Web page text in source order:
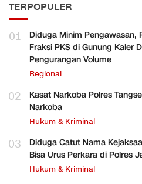
TERPOPULER
01
Diduga Minim Pengawasan,
Fraksi PKS di Gunung Kaler
Pengurangan Volume
Regional
02
Kasat Narkoba Polres
Narkoba
Hukum & Kriminal
03
Diduga Catut Nama
Bisa Urus Perkara di Polres
Hukum & Kriminal